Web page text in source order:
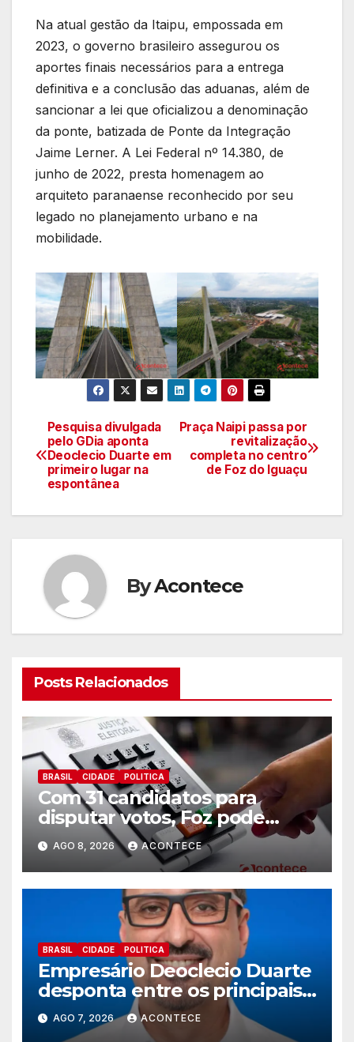
Na atual gestão da Itaipu, empossada em
2023, o governo brasileiro assegurou os
aportes finais necessários para a entrega
definitiva e a conclusão das aduanas, além de
sancionar a lei que oficializou a denominação
da ponte, batizada de Ponte da Integração
Jaime Lerner. A Lei Federal nº 14.380, de
junho de 2022, presta homenagem ao
arquiteto paranaense reconhecido por seu
legado no planejamento urbano e na
mobilidade.
Navegação
de
artigos
Praça Naipi passa por
revitalização
completa no centro
de Foz do Iguaçu
Pesquisa divulgada
pelo GDia aponta
Deoclecio Duarte em
primeiro lugar na
espontânea
ByAcontece
Posts Relacionados
BRASIL CIDADE POLITICA
Com 31 candidatos para
disputar votos, Foz pode
perder representatividade
AGO 8, 2026 ACONTECE
BRASIL CIDADE POLITICA
Empresário Deoclecio Duarte
desponta entre os principais
nomes do União Brasil para
deputado estadual
AGO 7, 2026 ACONTECE